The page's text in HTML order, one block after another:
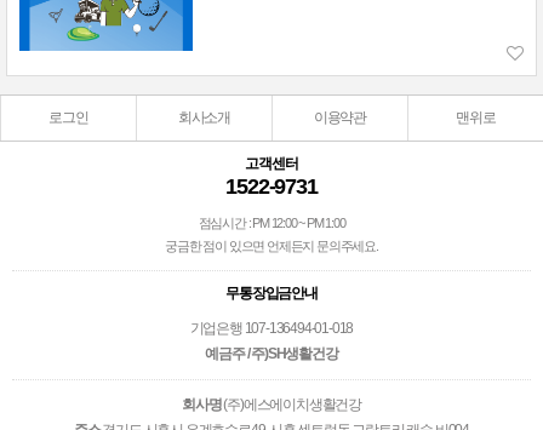
로그인 회사소개 이용약관 맨위로
고객센터
1522-9731
점심시간 : PM 12:00 ~ PM 1:00
궁금한 점이 있으면 언제든지 문의주세요.
무통장입금안내
기업은행 107-136494-01-018
예금주 / 주)SH생활건강
회사명(주)에스에이치생활건강